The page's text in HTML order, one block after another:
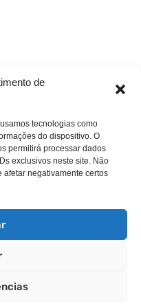
de
tecnologias como
do dispositivo. O
permitirá processar dados
exclusivos neste site. Não
afetar negativamente certos
(port 443)